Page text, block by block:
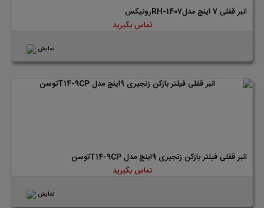
انبر قفلی 7 اینچ مدلRH-1407رونیکس
تماس بگیرید
نمایش
انبر قفلی فیلتر بازکن زنجیری 9اینچ مدل T14-9CPتوسن
تماس بگیرید
نمایش